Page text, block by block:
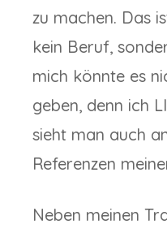
zu machen. Das
kein Beruf,
mich könnte es
geben, denn ich
sieht man auch
Referenzen
Neben meinen